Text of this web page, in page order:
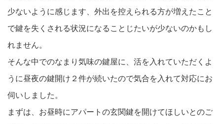
少ないように感じます、外出を控えられる方が増えたこと
で鍵を失くされる状況になることじたいが少ないのかもし
れません。
そんな中でのなまり気味の鍵屋に、活を入れていただくよ
うに昼夜の鍵開け２件が続いたので気合を入れて対応にお
伺いしました。
まずは、お昼時にアパートの玄関鍵を開けてほしいとのご